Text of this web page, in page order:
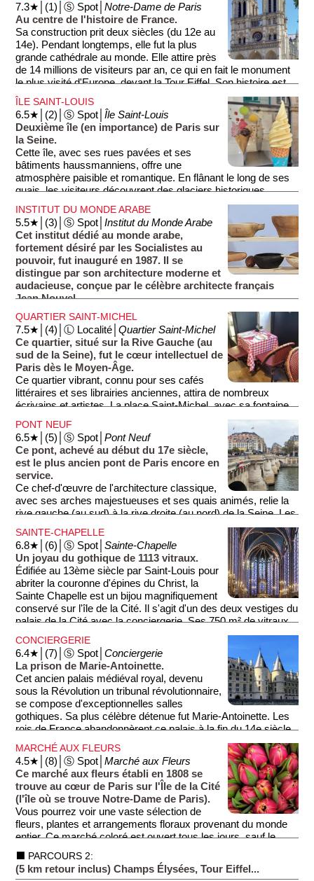
7.3★│(1)│Ⓢ Spot│Notre-Dame de Paris
Au centre de l'histoire de France.
Sa construction prit deux siècles (du 12e au
14e). Pendant longtemps, elle fut la plus
grande cathédrale au monde. Elle attire près
de 14 millions de visiteurs par an, ce qui en fait le monument
le plus visité d'Europe, devant la Tour Eiffel. Son histoire est
liée à l'histoire de France: elle fut le théâtre du sacre de
Napoléon et des funérailles du Général de Gaulle.
Devant la cathédrale se trouve le point zéro de toutes les
distances avec les villes françaises. Ce n'est pas surprenant
quand on sait que c'est ici, sur l'Île de la Cité, que Paris
naquit.
La flèche monumentale de Notre-Dame, en flammes,
s'effondra deux heures après le début de l'incendie. Une
dizaine d'heures et 400 pompiers furent nécessaires pour
éteindre l'incendie. Pratiquement toute la toiture partit en
fumée. La cathedrale fut totalemt restaurée (casiement à
lidentique) et rouvrit au public en 2025.
ÎLE SAINT-LOUIS
6.5★│(2)│Ⓢ Spot│Île Saint-Louis
Deuxième île (en importance) de Paris sur
la Seine.
Cette île, avec ses rues pavées et ses
bâtiments haussmanniens, offre une
atmosphère paisible et romantique. En flânant le long de ses
quais, les visiteurs découvrent des glaciers historiques,
comme le célèbre Berthillon, renommé pour ses délicieuses
glaces artisanales. Vous ne pourrez pas le rater car il y a
toujours une file d'attente presque aussi longue que l'île (700
mètres environ)! Les façades colorées des maisons, ainsi
que la vue imprenable sur la cathédrale, en font un lieu
incontournable pour les amoureux de Paris. L'Île Saint-Louis
incarne le charme intemporel de la Ville Lumière, invitant à la
détente et à la contemplation.
INSTITUT DU MONDE ARABE
5.5★│(3)│Ⓢ Spot│Institut du Monde Arabe
Cet institut dédié au monde arabe,
fortement désiré par les Socialistes au
pouvoir, fut inauguré en 1987. Il se
distingue par son architecture moderne et
audacieuse, conçue par le célèbre architecte français
Jean Nouvel.
Ce lieu culturel unique vise à promouvoir la culture arabe en
France et dans le monde. Les visiteurs y découvrent des
expositions variées, allant de l'art contemporain aux traditions
ancestrales, ainsi qu'une riche bibliothèque. La vue
panoramique depuis la terrasse offre un panorama
exceptionnel sur la Seine et la Cathédrale Notre-Dame.
L'institut, véritable pont entre les cultures, propose également
des conférences et des projections de films, faisant de lui un
QUARTIER SAINT-MICHEL
7.5★│(4)│Ⓛ Localité│Quartier Saint-Michel
Ce quartier, situé sur la Rive Gauche (au
sud de la Seine), fut le cœur intellectuel de
Paris dès le Moyen-Âge.
Ce quartier vibrant, connu pour ses cafés
littéraires et ses librairies anciennes, attira de nombreux
écrivains et artistes. La place Saint-Michel, avec sa fontaine
emblématique, est un lieu de rencontre prisé des Parisiens et
des touristes. Les ruelles étroites regorgent de restaurants,
offrant une cuisine variée, avec notamment beaucoup de
crêperies et de restaurants grecs (attention, beaucoup sont
des attrape-touristes).
PONT NEUF
6.5★│(5)│Ⓢ Spot│Pont Neuf
Ce pont, achevé au début du 17e siècle,
est le plus ancien pont de Paris encore en
service.
Ce chef-d'œuvre de l'architecture classique,
avec ses arches majestueuses et ses quais animés, relie la
rive gauche (au sud) à la rive droite (au nord) de la Seine. Les
visiteurs y découvrent des vues imprenables sur l'Île de la
Cité abritant notamment la célèbre Cathédrale Notre-Dame.
SAINTE-CHAPELLE
6.8★│(6)│Ⓢ Spot│Sainte-Chapelle
Un joyau du gothique de 1113 vitraux.
Édifiée au 13ème siècle par Saint-Louis pour
abriter la couronne d'épines du Christ, la
Sainte Chapelle est un bijou magnifiquement
conservé sur l'île de la Cité. Il s'agit d'un des deux vestiges du
palais de la Cité avec la conciergerie. Ses 750 m² de vitraux
soutenus par une maçonnerie d'une incroyable légèreté en
font une merveille d'art gothique rayonnant en plein cœur du
Paris historique et du Palais de Justice (formalités d'accueil
renforcées pour des raisons de sécurité). La visite dure moins
d'une heure et permet d'apprécier les jeux de lumière sur les
nombreuses scènes bibliques représentées, notamment
l'apocalypse sur la rosace. Le livret enfant offert est une
modalité ludique de découverte de cet édifice.
CONCIERGERIE
6.4★│(7)│Ⓢ Spot│Conciergerie
La prison de Marie-Antoinette.
Cet ancien palais médiéval royal, devenu
sous la Révolution un tribunal révolutionnaire,
se compose d'exceptionnelles salles
gothiques. Sa plus célèbre détenue fut Marie-Antoinette. Les
rois de France abandonnèrent ce palais à la fin du 14e siècle
pour y préférer le palais du Louvre ou le château de
Vincennes.
MARCHÉ AUX FLEURS
4.5★│(8)│Ⓢ Spot│Marché aux Fleurs
Ce marché aux fleurs établi en 1808 se
trouve au cœur de Paris sur l'Île de la Cité
(l'île où se trouve Notre-Dame de Paris).
Vous pourrez voir une vaste sélection de
fleurs, plantes et arrangements floraux provenant du monde
entier. Ce marché coloré est ouvert tous les jours, sauf le
lundi, et attire les amateurs de botanique et les passants. En
flânant entre les étals, vous découvrirez également des
plantes rares et des accessoires pour le jardinage.
⬛ PARCOURS 2:
(5 km retour inclus) Champs Élysées, Tour Eiffel...